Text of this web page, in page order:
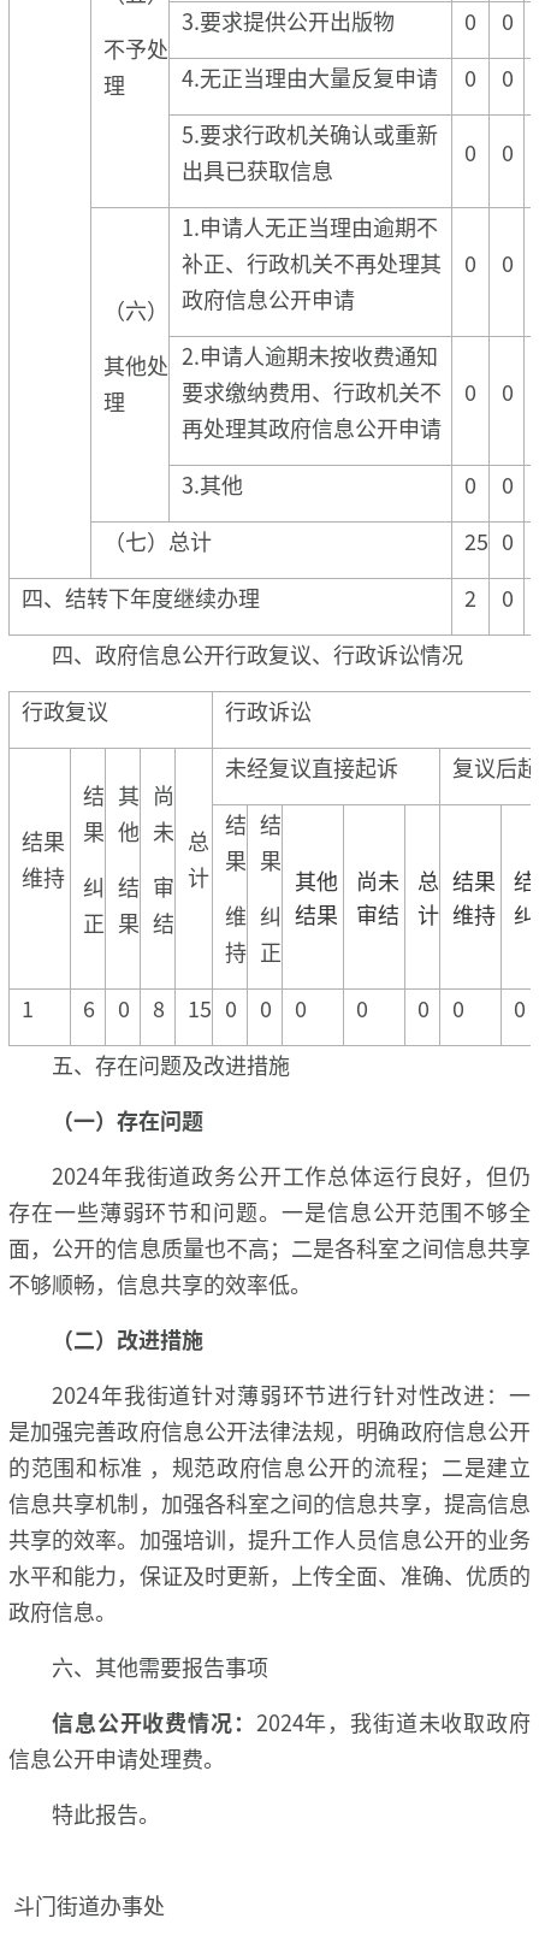
不予处
理
3.要求提供公开出版物
0 0
4.无正当理由大量反复申请
0 0
5.要求行政机关确认或重新
出具已获取信息
0 0
（六）
其他处
理
1.申请人无正当理由逾期不
补正、行政机关不再处理其
政府信息公开申请
0 0
2.申请人逾期未按收费通知
要求缴纳费用、行政机关不
再处理其政府信息公开申请
0 0
3.其他 0 0
（七）总计
25 0
四、结转下年度继续办理
2 0
四、政府信息公开行政复议、行政诉讼情况
行政复议
行政诉讼
结果
维持
结
果
纠
正
其
他
结
果
尚
未
审
结
总
计
未经复议直接起诉
复议后
结
果
维
持
结
果
纠
正
其他
结果
尚未
审结
总
计
结果
维持
1 6 0 8 15 0 0 0 0 0 0
0
五、存在问题及改进措施
（一）存在问题
2024年我街道政务公开工作总体运行良好，但仍
存在一些薄弱环节和问题。一是信息公开范围不够全
面，公开的信息质量也不高；二是各科室之间信息共享
不够顺畅，信息共享的效率低。
（二）改进措施
2024年我街道针对薄弱环节进行针对性改进：一
是加强完善政府信息公开法律法规，明确政府信息公开
的范围和标准 ，规范政府信息公开的流程；二是建立
信息共享机制，加强各科室之间的信息共享，提高信息
共享的效率。加强培训，提升工作人员信息公开的业务
水平和能力，保证及时更新，上传全面、准确、优质的
政府信息。
六、其他需要报告事项
信息公开收费情况： 2024年，我街道未收取政府
信息公开申请处理费。
特此报告。
斗门街道办事处